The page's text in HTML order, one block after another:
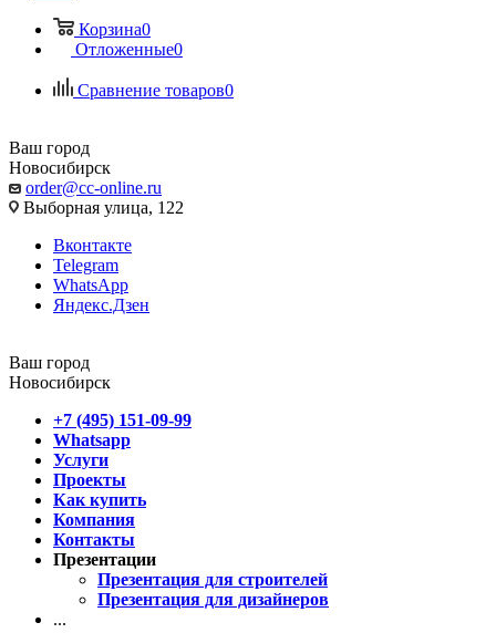
Корзина0
Отложенные0
Сравнение товаров0
Ваш город
Новосибирск
order@cc-online.ru
Выборная улица, 122
Вконтакте
Telegram
WhatsApp
Яндекс.Дзен
Ваш город
Новосибирск
+7 (495) 151-09-99
Whatsapp
Услуги
Проекты
Как купить
Компания
Контакты
Презентации
Презентация для строителей
Презентация для дизайнеров
...